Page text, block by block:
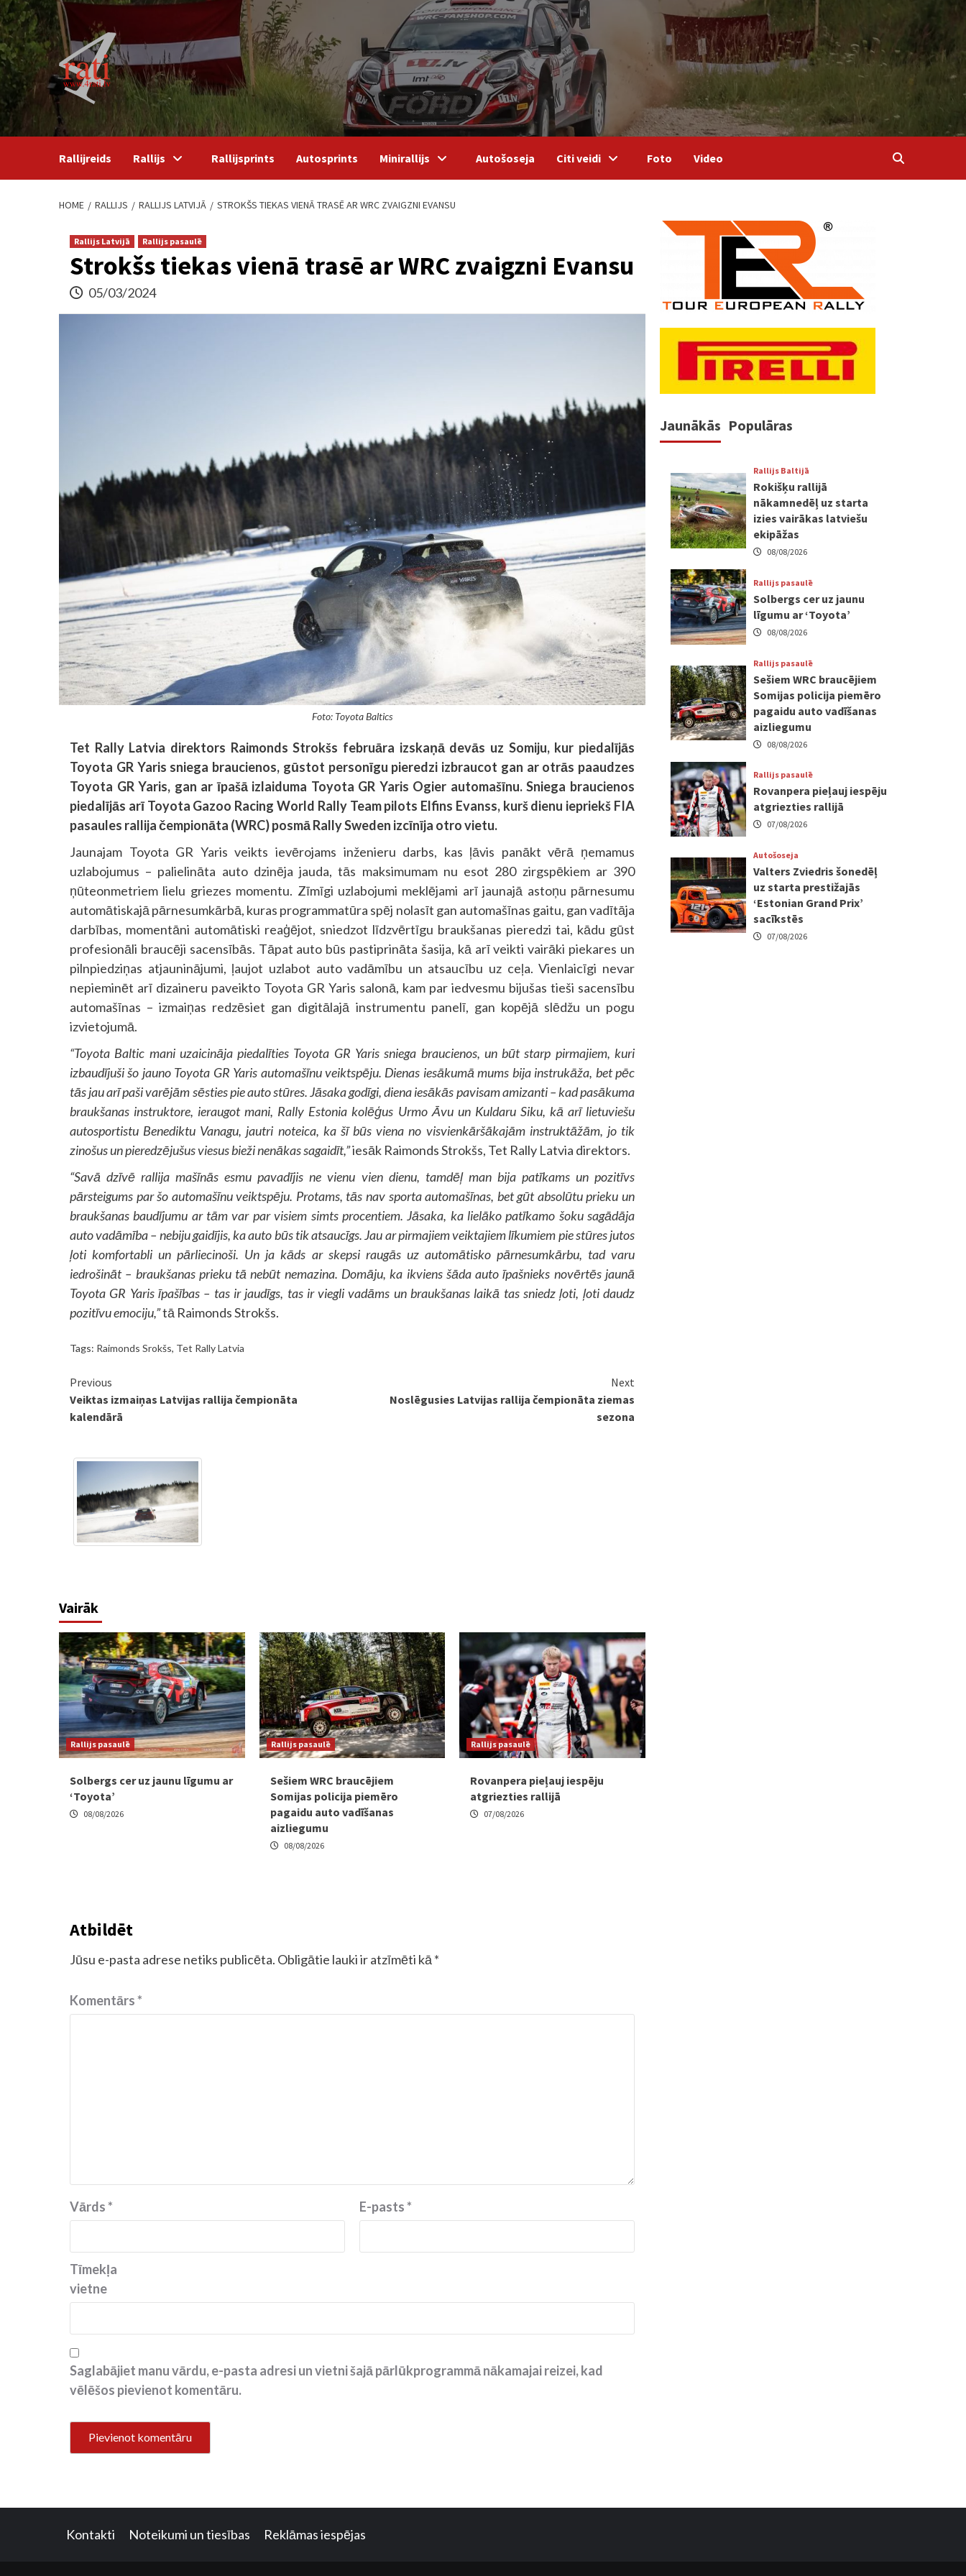
Skip
to
content
Rallijreids Rallijs Rallijsprints Autosprints Minirallijs Autošoseja Citi veidi Foto Video
HOME RALLIJS RALLIJS LATVIJĀ STROKŠS TIEKAS VIENĀ TRASĒ AR WRC ZVAIGZNI EVANSU
Rallijs Latvijā Rallijs pasaulē
Strokšs tiekas vienā trasē ar WRC zvaigzni Evansu
05/03/2024
Foto: Toyota Baltics
Tet Rally Latvia direktors Raimonds Strokšs februāra izskaņā devās uz Somiju, kur piedalījās
Toyota GR Yaris sniega braucienos, gūstot personīgu pieredzi izbraucot gan ar otrās paaudzes
Toyota GR Yaris, gan ar īpašā izlaiduma Toyota GR Yaris Ogier automašīnu. Sniega braucienos
piedalījās arī Toyota Gazoo Racing World Rally Team pilots Elfins Evanss, kurš dienu iepriekš FIA
pasaules rallija čempionāta (WRC) posmā Rally Sweden izcīnīja otro vietu.
Jaunajam Toyota GR Yaris veikts ievērojams inženieru darbs, kas ļāvis panākt vērā ņemamus
uzlabojumus – palielināta auto dzinēja jauda, tās maksimumam nu esot 280 zirgspēkiem ar 390
ņūteonmetriem lielu griezes momentu. Zīmīgi uzlabojumi meklējami arī jaunajā astoņu pārnesumu
automātiskajā pārnesumkārbā, kuras programmatūra spēj nolasīt gan automašīnas gaitu, gan vadītāja
darbības, momentāni automātiski reaģējot, sniedzot līdzvērtīgu braukšanas pieredzi tai, kādu gūst
profesionāli braucēji sacensībās. Tāpat auto būs pastiprināta šasija, kā arī veikti vairāki piekares un
pilnpiedziņas atjauninājumi, ļaujot uzlabot auto vadāmību un atsaucību uz ceļa. Vienlaicīgi nevar
nepieminēt arī dizaineru paveikto Toyota GR Yaris salonā, kam par iedvesmu bijušas tieši sacensību
automašīnas – izmaiņas redzēsiet gan digitālajā instrumentu panelī, gan kopējā slēdžu un pogu
izvietojumā.
“Toyota Baltic mani uzaicināja piedalīties Toyota GR Yaris sniega braucienos, un būt starp pirmajiem, kuri
izbaudījuši šo jauno Toyota GR Yaris automašīnu veiktspēju. Dienas iesākumā mums bija instrukāža, bet pēc
tās jau arī paši varējām sēsties pie auto stūres. Jāsaka godīgi, diena iesākās pavisam amizanti – kad pasākuma
braukšanas instruktore, ieraugot mani, Rally Estonia kolēģus Urmo Āvu un Kuldaru Siku, kā arī lietuviešu
autosportistu Benediktu Vanagu, jautri noteica, ka šī būs viena no visvienkāršākajām instruktāžām, jo tik
zinošus un pieredzējušus viesus bieži nenākas sagaidīt,”iesāk Raimonds Strokšs, Tet Rally Latvia direktors.
“Savā dzīvē rallija mašīnās esmu pavadījis ne vienu vien dienu, tamdēļ man bija patīkams un pozitīvs
pārsteigums par šo automašīnu veiktspēju. Protams, tās nav sporta automašīnas, bet gūt absolūtu prieku un
braukšanas baudījumu ar tām var par visiem simts procentiem. Jāsaka, ka lielāko patīkamo šoku sagādāja
auto vadāmība – nebiju gaidījis, ka auto būs tik atsaucīgs. Jau ar pirmajiem veiktajiem līkumiem pie stūres jutos
ļoti komfortabli un pārliecinoši. Un ja kāds ar skepsi raugās uz automātisko pārnesumkārbu, tad varu
iedrošināt – braukšanas prieku tā nebūt nemazina. Domāju, ka ikviens šāda auto īpašnieks novērtēs jaunā
Toyota GR Yaris īpašības – tas ir jaudīgs, tas ir viegli vadāms un braukšanas laikā tas sniedz ļoti, ļoti daudz
pozitīvu emociju,”tā Raimonds Strokšs.
Tags: Raimonds Srokšs, Tet Rally Latvia
Continue
Reading
Previous
Veiktas izmaiņas Latvijas rallija čempionāta
kalendārā
Next
Noslēgusies Latvijas rallija čempionāta ziemas
sezona
Vairāk
Rallijs pasaulē
Solbergs cer uz jaunu līgumu ar
‘Toyota’
08/08/2026
Rallijs pasaulē
Sešiem WRC braucējiem
Somijas policija piemēro
pagaidu auto vadīšanas
aizliegumu
08/08/2026
Rallijs pasaulē
Rovanpera pieļauj iespēju
atgriezties rallijā
07/08/2026
Atbildēt
Jūsu e-pasta adrese netiks publicēta. Obligātie lauki ir atzīmēti kā *
Komentārs*
Vārds* E-pasts*
Tīmekļa
vietne
Saglabājiet manu vārdu, e-pasta adresi un vietni šajā pārlūkprogrammā nākamajai reizei, kad
vēlēšos pievienot komentāru.
Jaunākās Populāras
Rallijs Baltijā
Rokišķu rallijā
nākamnedēļ uz starta
izies vairākas latviešu
ekipāžas
08/08/2026
Rallijs pasaulē
Solbergs cer uz jaunu
līgumu ar ‘Toyota’
08/08/2026
Rallijs pasaulē
Sešiem WRC braucējiem
Somijas policija piemēro
pagaidu auto vadīšanas
aizliegumu
08/08/2026
Rallijs pasaulē
Rovanpera pieļauj iespēju
atgriezties rallijā
07/08/2026
Autošoseja
Valters Zviedris šonedēļ
uz starta prestižajās
‘Estonian Grand Prix’
sacīkstēs
07/08/2026
Kontakti Noteikumi un tiesības Reklāmas iespējas